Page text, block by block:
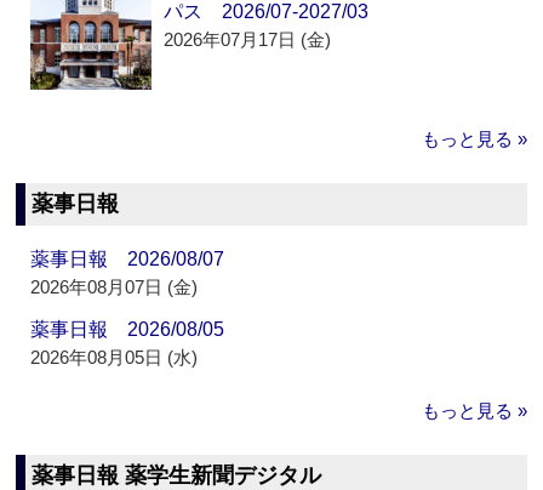
パス 2026/07-2027/03
2026年07月17日 (金)
もっと見る »
薬事日報
薬事日報 2026/08/07
2026年08月07日 (金)
薬事日報 2026/08/05
2026年08月05日 (水)
もっと見る »
薬事日報 薬学生新聞デジタル